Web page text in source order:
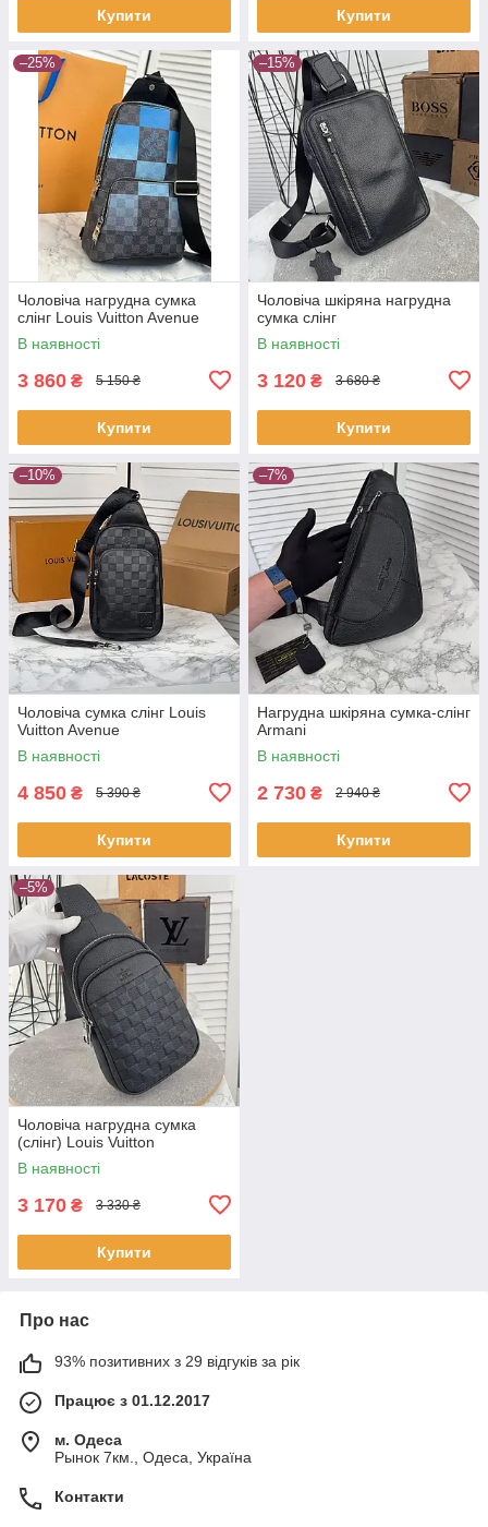
Купити Купити
–25%
Чоловіча нагрудна сумка
слінг Louis Vuitton Avenue
В наявності
3 860 ₴ 5 150 ₴
Купити
–15%
Чоловіча шкіряна нагрудна
сумка слінг
В наявності
3 120 ₴ 3 680 ₴
Купити
–10%
Чоловіча сумка слінг Louis
Vuitton Avenue
В наявності
4 850 ₴ 5 390 ₴
Купити
–7%
Нагрудна шкіряна сумка-слінг
Armani
В наявності
2 730 ₴ 2 940 ₴
Купити
–5%
Чоловіча нагрудна сумка
(слінг) Louis Vuitton
В наявності
3 170 ₴ 3 330 ₴
Купити
Про нас
93% позитивних з 29 відгуків за рік
Працює з 01.12.2017
м. Одеса
Рынок 7км., Одеса, Україна
Контакти